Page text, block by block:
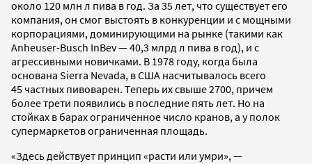
около 120 млн л пива в год. За 35 лет, что существует его
компания, он смог выстоять в конкуренции и с мощными
корпорациями, доминирующими на рынке (такими как
Anheuser-Busch InBev — 40,3 млрд л пива в год), и с
агрессивными новичками. В 1978 году, когда была
основана Sierra Nevada, в США насчитывалось всего
45 частных пивоварен. Теперь их свыше 2700, причем
более трети появились в последние пять лет. Но на
стойках в барах ограниченное число кранов, а у полок
супермаркетов ограниченная площадь.
«Здесь действует принцип «расти или умри», —